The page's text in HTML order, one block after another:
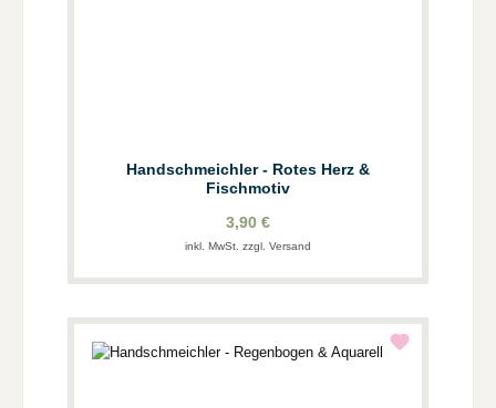
Handschmeichler - Rotes Herz &
Fischmotiv
3,90 €
inkl. MwSt. zzgl. Versand